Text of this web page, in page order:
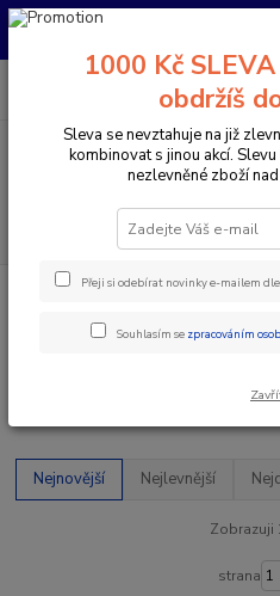
Pro nachystání kola / doplňků na
CZK
PO-PÁ 10:00-17:00 | SO: 9:00-12:00
Speedbox / upravení rychlosti
Sram
Upřesnit
Nejnovější Nejlevnější
Zobrazuji
strana
1000 Kč
obdržíš
Sleva se nevztahuje na již
kombinovat s jinou akcí.
nezlevněné zboží
Přeji si odebírat novinky e-mailem dle
Souhlasím se zpracováním